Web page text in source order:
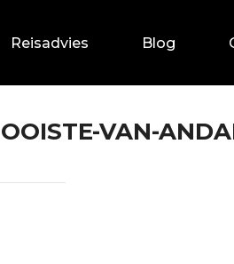
Reisadvies Blog
VAN-